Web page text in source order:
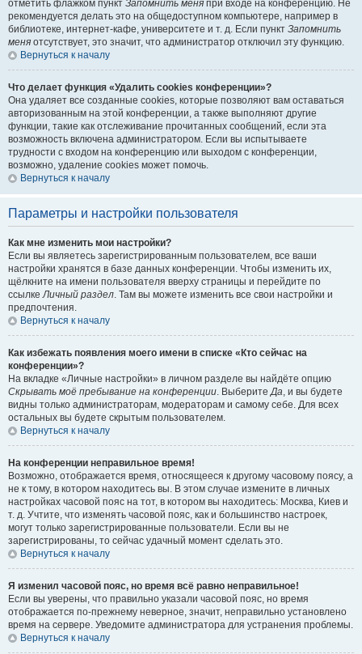
отметить флажком пункт Запомнить меня при входе на конференцию. Не
рекомендуется делать это на общедоступном компьютере, например в
библиотеке, интернет-кафе, университете и т. д. Если пункт Запомнить
меня отсутствует, это значит, что администратор отключил эту функцию.
Вернуться к началу
Что делает функция «Удалить cookies конференции»?
Она удаляет все созданные cookies, которые позволяют вам оставаться
авторизованным на этой конференции, а также выполняют другие
функции, такие как отслеживание прочитанных сообщений, если эта
возможность включена администратором. Если вы испытываете
трудности с входом на конференцию или выходом с конференции,
возможно, удаление cookies может помочь.
Вернуться к началу
Параметры и настройки пользователя
Как мне изменить мои настройки?
Если вы являетесь зарегистрированным пользователем, все ваши
настройки хранятся в базе данных конференции. Чтобы изменить их,
щёлкните на имени пользователя вверху страницы и перейдите по
ссылкеЛичный раздел. Там вы можете изменить все свои настройки и
предпочтения.
Вернуться к началу
Как избежать появления моего имени в списке «Кто сейчас на
конференции»?
На вкладке «Личные настройки» в личном разделе вы найдёте опцию
Скрывать моё пребывание на конференции. ВыберитеДа, и вы будете
видны только администраторам, модераторам и самому себе. Для всех
остальных вы будете скрытым пользователем.
Вернуться к началу
На конференции неправильное время!
Возможно, отображается время, относящееся к другому часовому поясу, а
не к тому, в котором находитесь вы. В этом случае измените в личных
настройках часовой пояс на тот, в котором вы находитесь: Москва, Киев и
т. д. Учтите, что изменять часовой пояс, как и большинство настроек,
могут только зарегистрированные пользователи. Если вы не
зарегистрированы, то сейчас удачный момент сделать это.
Вернуться к началу
Я изменил часовой пояс, но время всё равно неправильное!
Если вы уверены, что правильно указали часовой пояс, но время
отображается по-прежнему неверное, значит, неправильно установлено
время на сервере. Уведомите администратора для устранения проблемы.
Вернуться к началу